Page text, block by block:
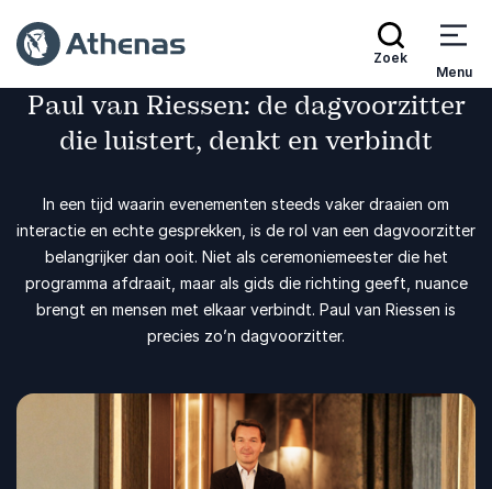
Zoek
Menu
Paul van Riessen: de dagvoorzitter
die luistert, denkt en verbindt
In een tijd waarin evenementen steeds vaker draaien om
interactie en echte gesprekken, is de rol van een dagvoorzitter
belangrijker dan ooit. Niet als ceremoniemeester die het
programma afdraait, maar als gids die richting geeft, nuance
brengt en mensen met elkaar verbindt. Paul van Riessen is
precies zo’n dagvoorzitter.